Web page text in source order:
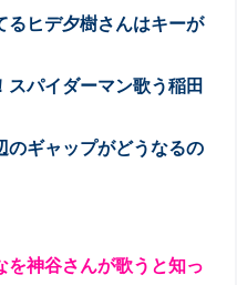
るヒデ夕樹さんはキーが
パイダーマン歌う稲田
のギャップがどうなるの
を神谷さんが歌うと知っ